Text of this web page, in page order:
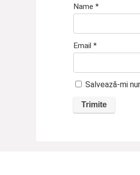
Name *
Email *
Salvează-mi